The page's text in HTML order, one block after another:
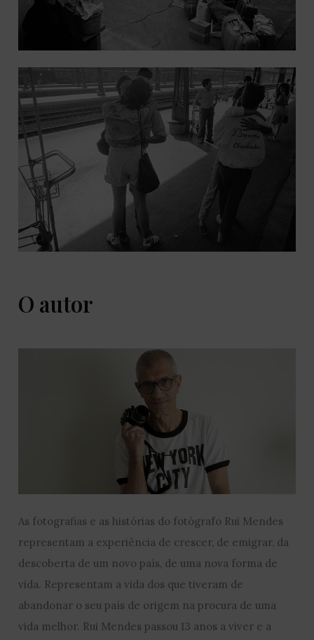
O autor
As fotografias e as histórias do fotógrafo Rui Mendes
representam a experiência de crescer, de emigrar, da
descoberta de um novo país, de uma nova forma de
vida. Representam a vida dos que tiveram de
abandonar o seu país de origem na procura de uma
vida melhor. Rui Mendes passou 13 anos a viver e a